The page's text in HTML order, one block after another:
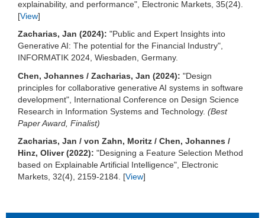
explainability, and performance", Electronic Markets, 35(24).
[View]
Zacharias, Jan (2024): "Public and Expert Insights into
Generative AI: The potential for the Financial Industry",
INFORMATIK 2024, Wiesbaden, Germany.
Chen, Johannes / Zacharias, Jan (2024): "Design
principles for collaborative generative AI systems in software
development", International Conference on Design Science
Research in Information Systems and Technology. (Best
Paper Award, Finalist)
Zacharias, Jan / von Zahn, Moritz / Chen, Johannes /
Hinz, Oliver (2022): "Designing a Feature Selection Method
based on Explainable Artificial Intelligence", Electronic
Markets, 32(4), 2159-2184. [View]